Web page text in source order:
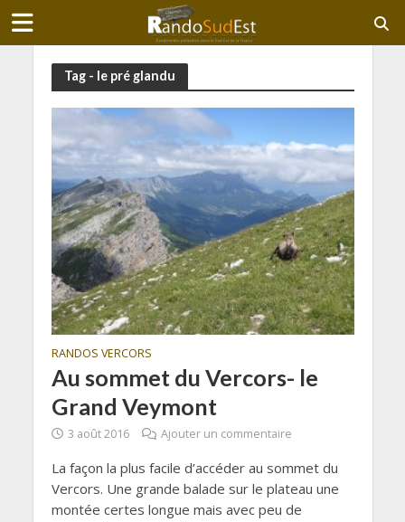
Tag - le pré glandu
RANDOS VERCORS
Au sommet du Vercors- le
Grand Veymont
3 août 2016 Ajouter un commentaire
La façon la plus facile d’accéder au sommet du
Vercors. Une grande balade sur le plateau une
montée certes longue mais avec peu de